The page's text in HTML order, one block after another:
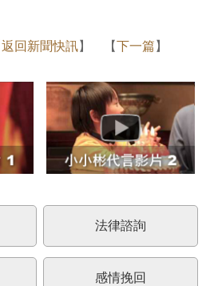
返回新聞快訊】 【下一篇 】
法律諮詢
感情挽回